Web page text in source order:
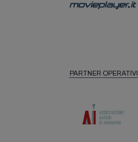
PARTNER OPERATIVI